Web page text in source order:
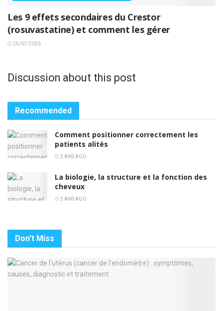
Les 9 effets secondaires du Crestor
(rosuvastatine) et comment les gérer
25/07/2026
Discussion about this post
Recommended
Comment positionner correctement les
patients alités
5 ANS AGO
La biologie, la structure et la fonction des
cheveux
5 ANS AGO
Don't Miss